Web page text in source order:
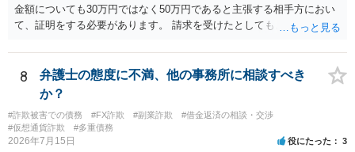
金額についても30万円ではなく50万円であると主張する相手方におい
て、証明をする必要があります。 請求を受けたとしても、もらったも
れることになるでしょう。 請求があるまでは、こちらからアクション
を起こす必要はないかと思います。
8
弁護士の態度に不満、他の事務所に相談すべき
か？
#詐欺被害での債務 #FX詐欺 #副業詐欺
#借金返済の相談・交渉
#仮想通貨詐欺
#多重債務
2026年7月15日 役にたった 3